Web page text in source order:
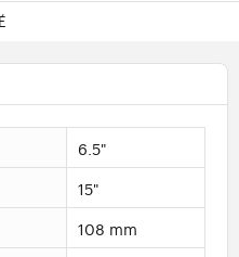
6.5"
15"
108 mm